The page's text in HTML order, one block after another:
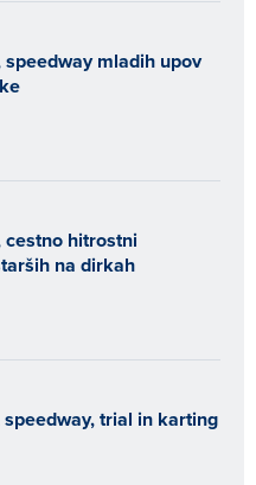
mladih upov
hitrostni
na dirkah
trial in karting